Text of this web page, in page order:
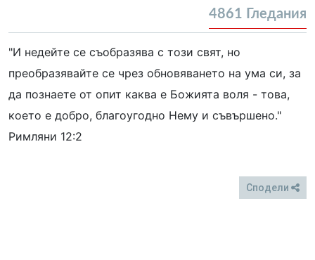
4861 Гледания
"И недейте се съобразява с този свят, но
преобразявайте се чрез обновяването на ума си, за
да познаете от опит каква е Божията воля - това,
което е добро, благоугодно Нему и съвършено."
Римляни 12:2
Сподели